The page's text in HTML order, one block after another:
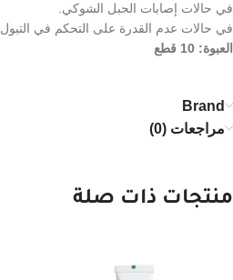
في حالات إصابات الحبل الشوكي.
في حالات عدم القدرة على التحكم في التبول.
العبوة: 10 قطع
Brand
مراجعات (0)
منتجات ذات صلة